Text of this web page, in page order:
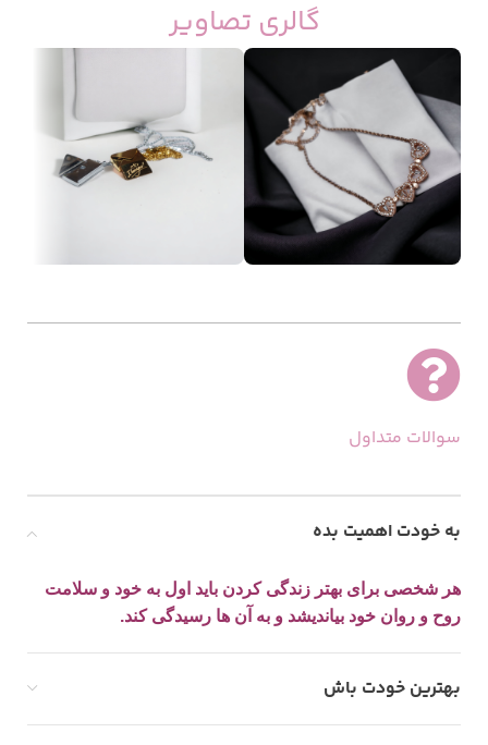
گالری تصاویر
سوالات متداول
به خودت اهمیت بده
هر شخصی برای بهتر زندگی کردن باید اول به خود و سلامت
روح و روان خود بیاندیشد و به آن ها رسیدگی کند.
بهترین خودت باش